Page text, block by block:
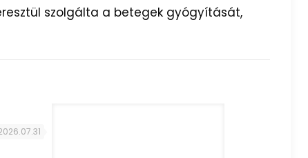
szolgálta a betegek gyógyítását,